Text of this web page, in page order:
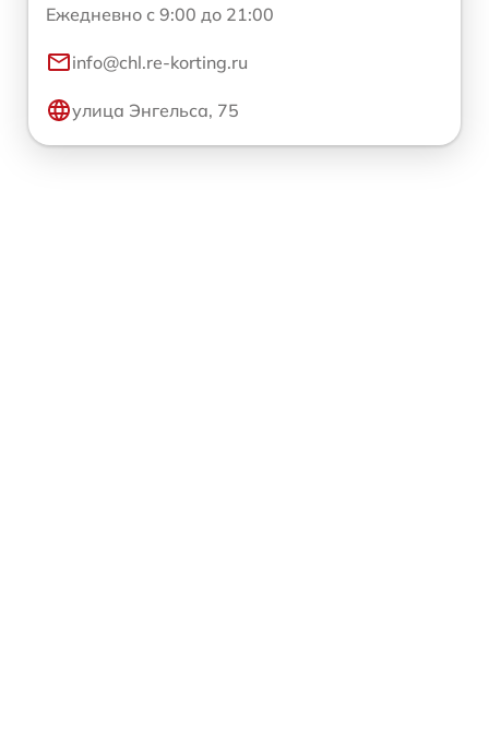
Ежедневно с 9:00 до 21:00
info@chl.re-korting.ru
улица Энгельса, 75